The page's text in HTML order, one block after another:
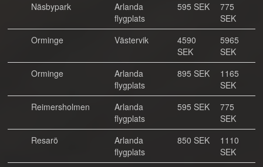
Näsbypark
Arlanda
flygplats
595 SEK
775
SEK
Orminge
Västervik
4590
SEK
5965
SEK
Orminge
Arlanda
flygplats
895 SEK
1165
SEK
Reimersholmen
Arlanda
flygplats
595 SEK
775
SEK
Resarö
Arlanda
flygplats
850 SEK
1110
SEK